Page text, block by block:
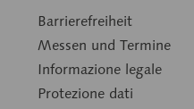
Barrierefreiheit
Messen und Termine
Informazione legale
Protezione dati